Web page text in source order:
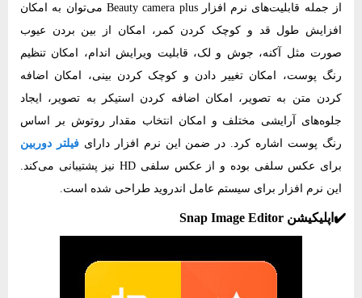
از جمله قابلیت‌های نرم‌ افزار Beauty camera plus می‌توان به امکان
افزایش طول قد و کوچک کردن کمر، امکان از بین بردن عیوب
صورت مثل آکنه، جوش و لک، قابلیت ویرایش اندام، امکان تنظیم
رنگ پوست، امکان تغییر دادن و کوچک کردن بینی، امکان اضافه
کردن متن به تصویر، امکان اضافه کردن استیکر به تصویر، ایجاد
جلوه‌های آرایشی مختلف و امکان انتخاب مقدار روتوش بر اساس
رنگ پوست اشاره کرد. در ضمن این نرم‌ افزار دارای فیلتر دوربین
برای عکس سلفی بوده و از عکس سلفی HD نیز پشتیبانی می‌کند.
این نرم‌ افزار برای سیستم عامل اندروید طراحی شده است.
✔️اپلیکیشن Snap Image Editor